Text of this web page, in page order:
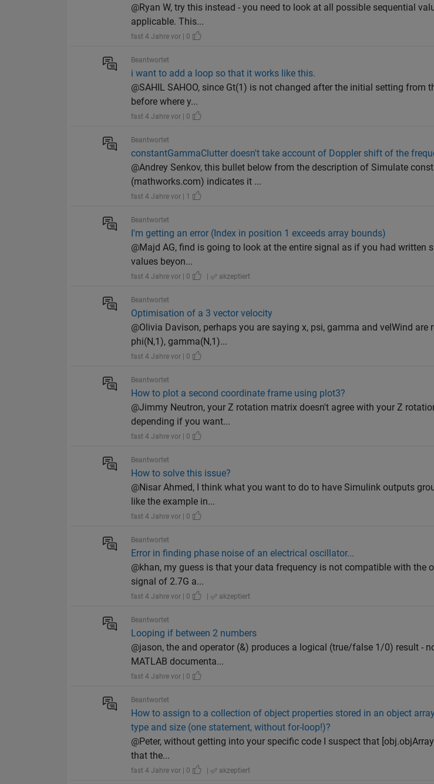
@Ryan W, try this instead - you need to look at all possible sequential
applicable. This...
fast 4 Jahre vor | 0
Beantwortet
i want to add a loop so that it works like this.
@SAHIL SAHOO, since Gt(1) is not changed after the initial setting from
before where y...
fast 4 Jahre vor | 0
Beantwortet
constantGammaClutter doesn't take account of Doppler shift of the
@Andrey Senkov, this bullet below from the description of Simulate
(mathworks.com) indicates it ...
fast 4 Jahre vor | 1
Beantwortet
I'm getting an error (Index in position 1 exceeds array bounds)
@Majd AG, find is going to look at the entire signal as if you had written
values beyon...
fast 4 Jahre vor | 0 | akzeptiert
Beantwortet
Optimisation of a 3 vector velocity
@Olivia Davison, perhaps you are saying x, psi, gamma and velWind are
phi(N,1), gamma(N,1)...
fast 4 Jahre vor | 0
Beantwortet
How to plot a second coordinate frame using plot3?
@Jimmy Neutron, your Z rotation matrix doesn't agree with your Z
depending if you want...
fast 4 Jahre vor | 0
Beantwortet
How to solve this issue?
@Nisar Ahmed, I think what you want to do to have Simulink outputs
like the example in...
fast 4 Jahre vor | 0
Beantwortet
Error in finding phase noise of an electrical oscillator...
@khan, my guess is that your data frequency is not compatible with the
signal of 2.7G a...
fast 4 Jahre vor | 0 | akzeptiert
Beantwortet
Looping if between 2 numbers
@jason, the and operator (&) produces a logical (true/false 1/0) result -
MATLAB documenta...
fast 4 Jahre vor | 0
Beantwortet
How to assign to a collection of object properties stored in an object
type and size (one statement, without for-loop!)?
@Peter, without getting into your specific code I suspect that
that the...
fast 4 Jahre vor | 0 | akzeptiert